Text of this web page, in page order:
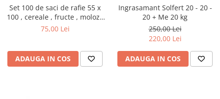
Set 100 de saci de rafie 55 x
100 , cereale , fructe , moloz ,
menaj si depozitare
75,00 Lei
ADAUGA IN COS
Ingrasamant Solfert 20 - 20 -
20 + Me 20 kg
250,00 Lei
220,00 Lei
ADAUGA IN COS